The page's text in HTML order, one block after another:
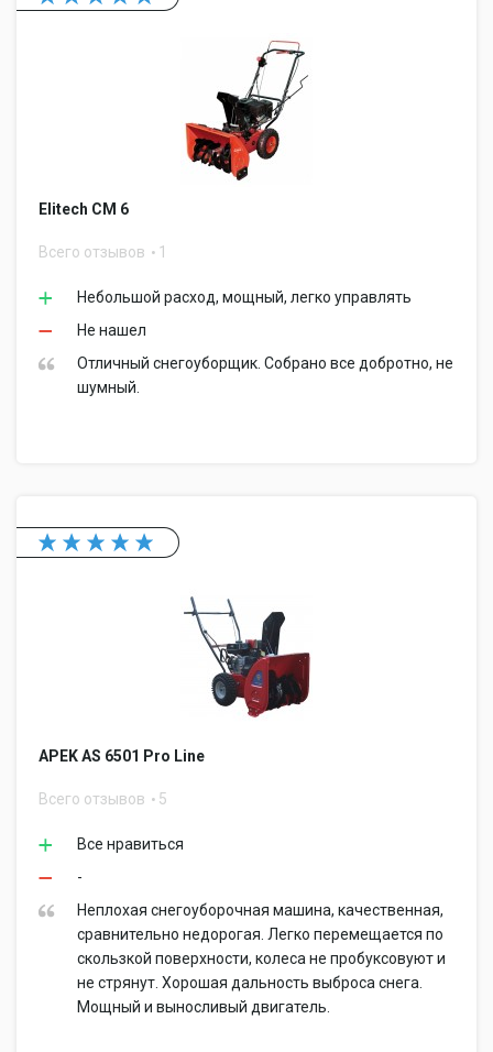
Elitech СМ 6
Всего отзывов 1
Небольшой расход, мощный, легко управлять
Не нашел
Отличный снегоуборщик. Собрано все добротно, не
шумный.
APEK AS 6501 Pro Line
Всего отзывов 5
Все нравиться
-
Неплохая снегоуборочная машина, качественная,
сравнительно недорогая. Легко перемещается по
скользкой поверхности, колеса не пробуксовуют и
не стрянут. Хорошая дальность выброса снега.
Мощный и выносливый двигатель.